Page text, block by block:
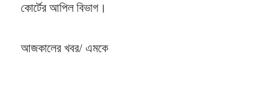
কোর্টের আপিল বিভাগ।
আজকালের খবর/ এমকে